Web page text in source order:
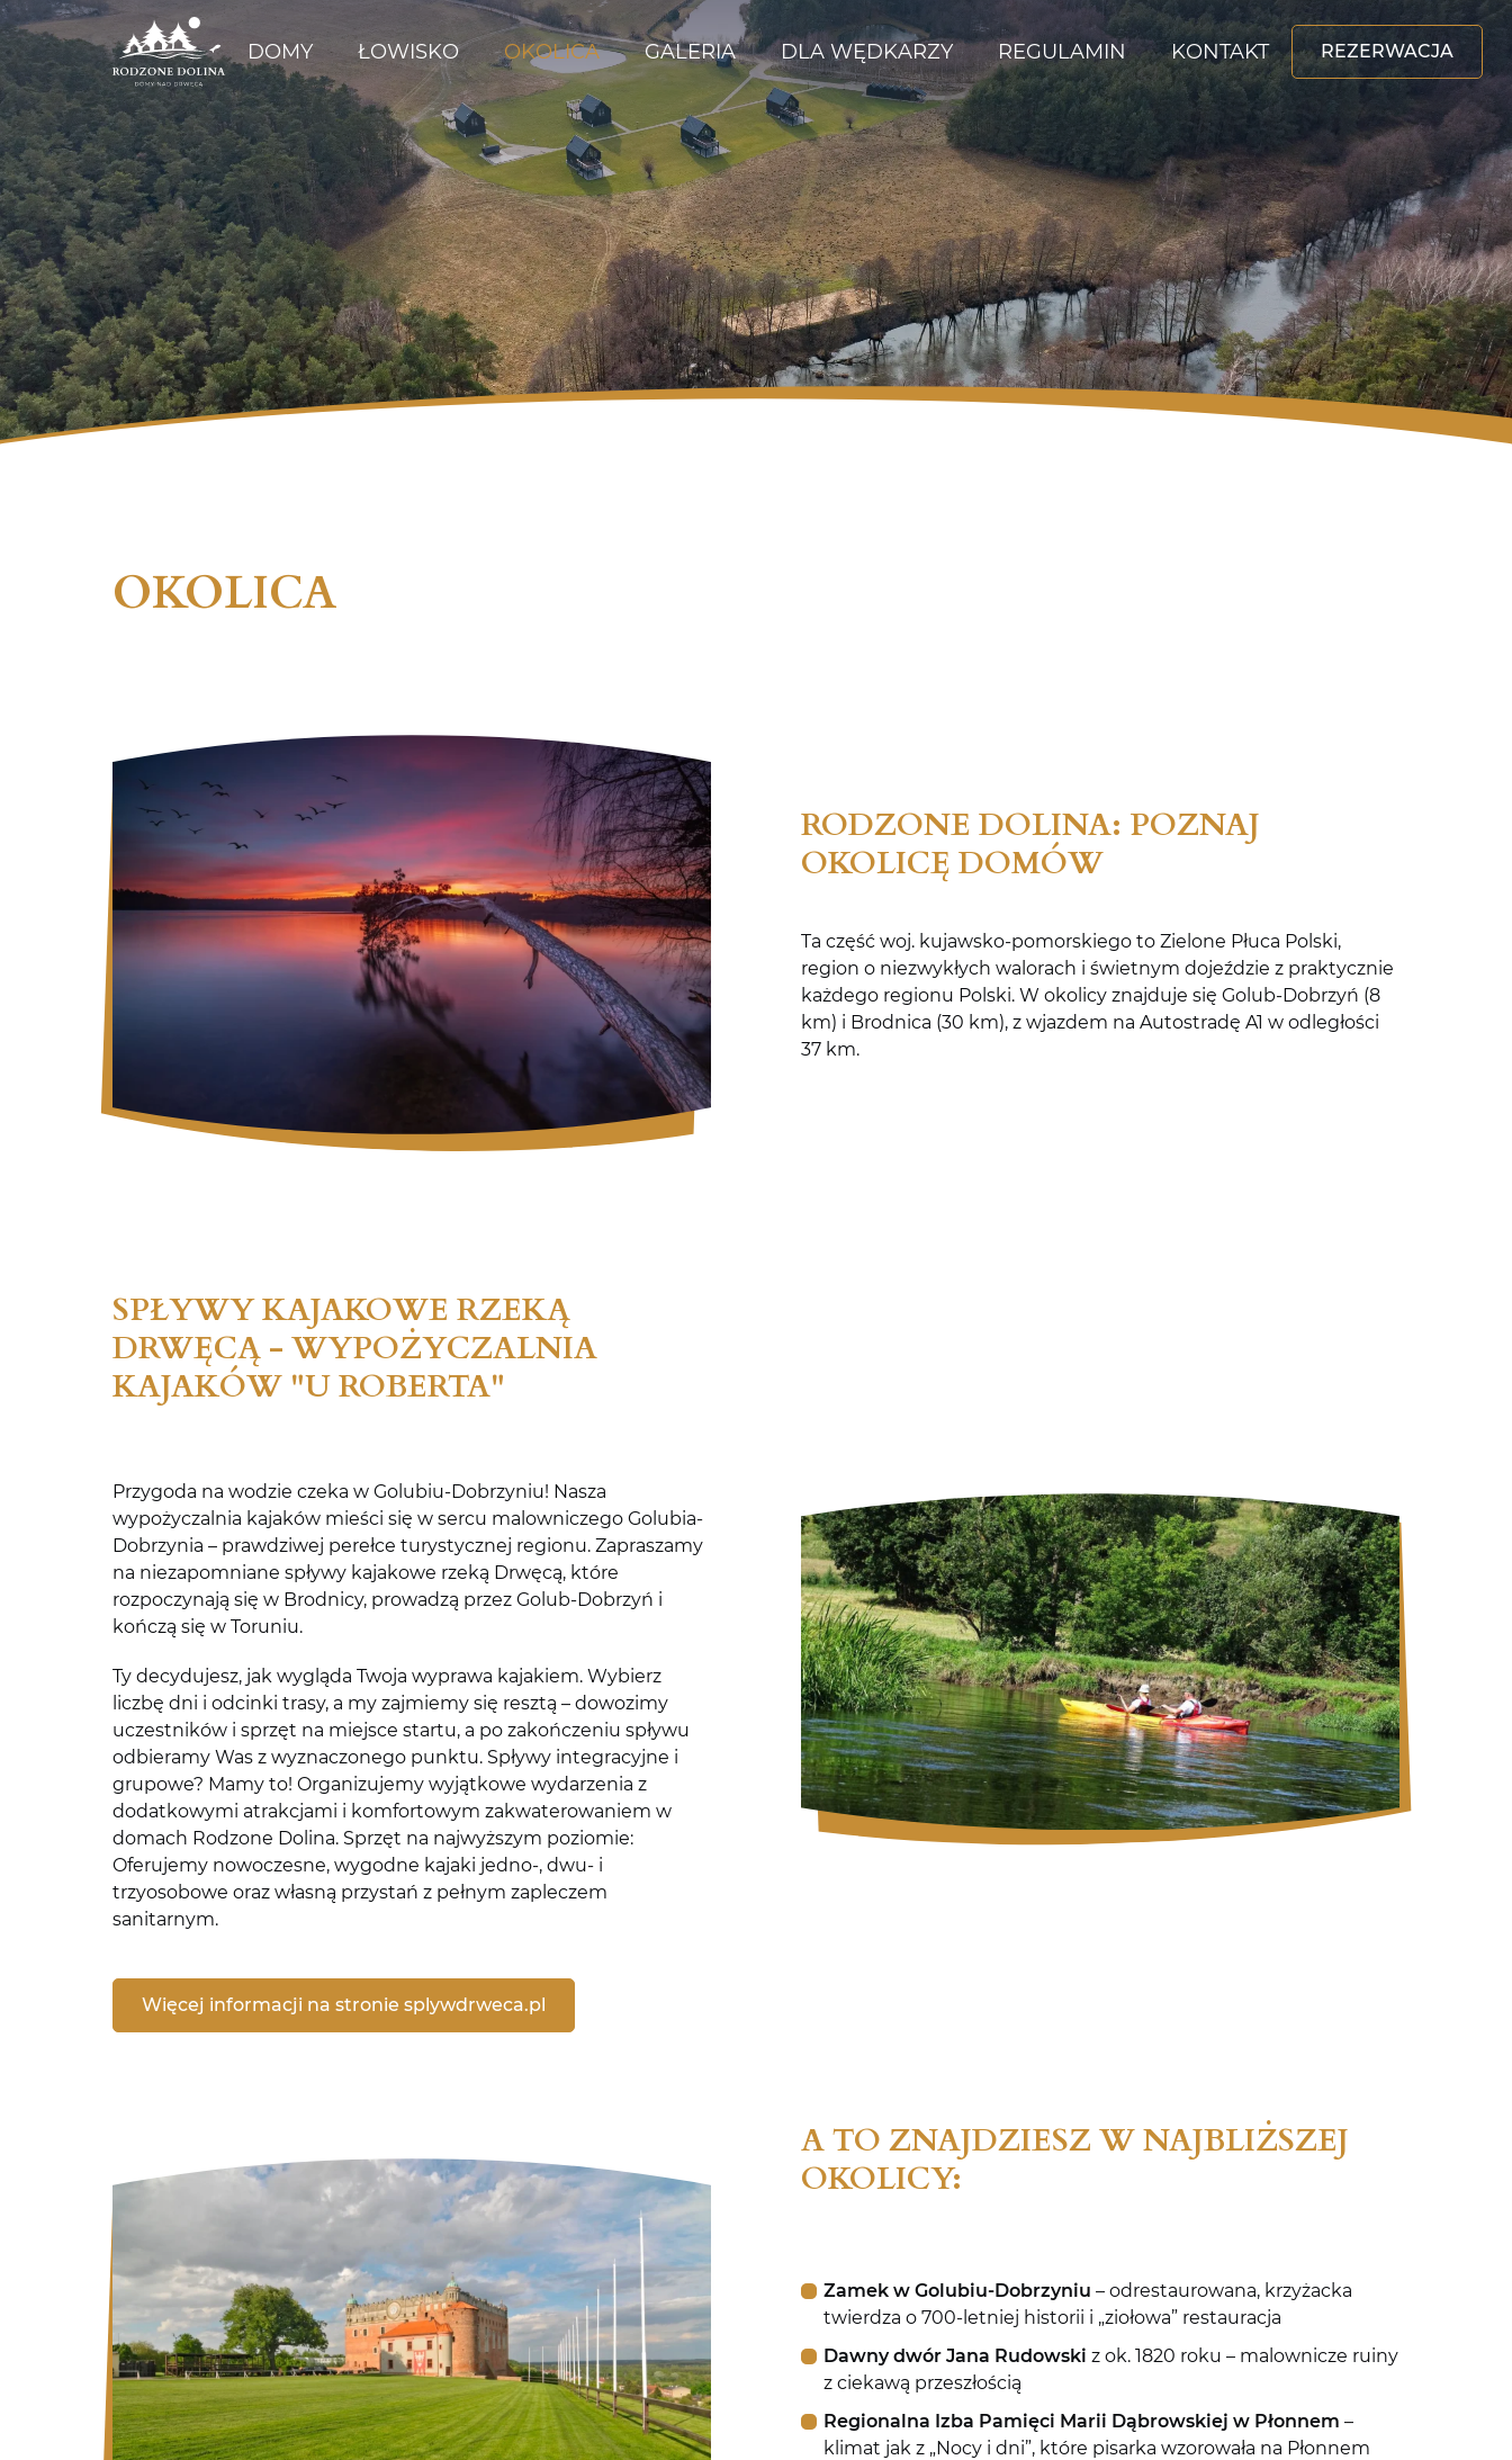
DOMY ŁOWISKO OKOLICA GALERIA DLA WĘDKARZY REGULAMIN KONTAKT REZERWACJA
OKOLICA
RODZONE DOLINA: POZNAJ
OKOLICĘ DOMÓW
Ta część woj. kujawsko-pomorskiego to Zielone Płuca Polski,
region o niezwykłych walorach i świetnym dojeździe z praktycznie
każdego regionu Polski. W okolicy znajduje się Golub-Dobrzyń (8
km) i Brodnica (30 km), z wjazdem na Autostradę A1 w odległości
37 km.
SPŁYWY KAJAKOWE RZEKĄ
DRWĘCĄ - WYPOŻYCZALNIA
KAJAKÓW "U ROBERTA"
Przygoda na wodzie czeka w Golubiu-Dobrzyniu! Nasza
wypożyczalnia kajaków mieści się w sercu malowniczego Golubia-
Dobrzynia – prawdziwej perełce turystycznej regionu. Zapraszamy
na niezapomniane spływy kajakowe rzeką Drwęcą, które
rozpoczynają się w Brodnicy, prowadzą przez Golub-Dobrzyń i
kończą się w Toruniu.
Ty decydujesz, jak wygląda Twoja wyprawa kajakiem. Wybierz
liczbę dni i odcinki trasy, a my zajmiemy się resztą – dowozimy
uczestników i sprzęt na miejsce startu, a po zakończeniu spływu
odbieramy Was z wyznaczonego punktu. Spływy integracyjne i
grupowe? Mamy to! Organizujemy wyjątkowe wydarzenia z
dodatkowymi atrakcjami i komfortowym zakwaterowaniem w
domach Rodzone Dolina. Sprzęt na najwyższym poziomie:
Oferujemy nowoczesne, wygodne kajaki jedno-, dwu- i
trzyosobowe oraz własną przystań z pełnym zapleczem
sanitarnym.
Więcej informacji na stronie splywdrweca.pl
A TO ZNAJDZIESZ W NAJBLIŻSZEJ
OKOLICY:
Zamek w Golubiu-Dobrzyniu – odrestaurowana, krzyżacka
twierdza o 700-letniej historii i „ziołowa” restauracja
Dawny dwór Jana Rudowski z ok. 1820 roku – malownicze ruiny
z ciekawą przeszłością
Regionalna Izba Pamięci Marii Dąbrowskiej w Płonnem –
klimat jak z „Nocy i dni”, które pisarka wzorowała na Płonnem